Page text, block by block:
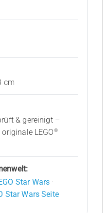
cm
& gereinigt –
LEGO®
Star Wars ·
Star Wars Seite